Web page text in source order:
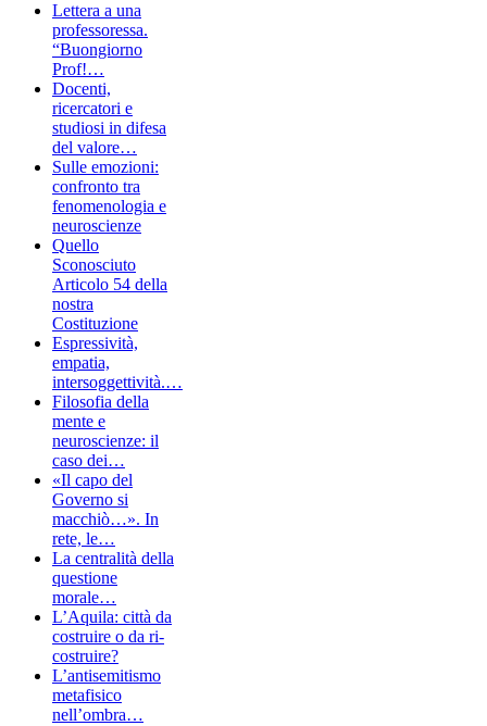
Lettera a una
professoressa.
“Buongiorno
Prof!…
Docenti,
ricercatori e
studiosi in difesa
del valore…
Sulle emozioni:
confronto tra
fenomenologia e
neuroscienze
Quello
Sconosciuto
Articolo 54 della
nostra
Costituzione
Espressività,
empatia,
intersoggettività.…
Filosofia della
mente e
neuroscienze: il
caso dei…
«Il capo del
Governo si
macchiò…». In
rete, le…
La centralità della
questione
morale…
L’Aquila: città da
costruire o da ri-
costruire?
L’antisemitismo
metafisico
nell’ombra…